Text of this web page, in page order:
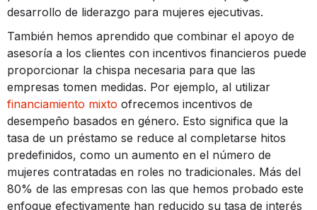
desarrollo de liderazgo para mujeres ejecutivas.
También hemos aprendido que combinar el apoyo de
asesoría a los clientes con incentivos financieros puede
proporcionar la chispa necesaria para que las
empresas tomen medidas. Por ejemplo, al utilizar
financiamiento mixto ofrecemos incentivos de
desempeño basados ​​en género. Esto significa que la
tasa de un préstamo se reduce al completarse hitos
predefinidos, como un aumento en el número de
mujeres contratadas en roles no tradicionales. Más del
80% de las empresas con las que hemos probado este
enfoque efectivamente han reducido su tasa de interés